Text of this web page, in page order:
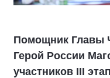
Помощник Главы
Герой России
участников III